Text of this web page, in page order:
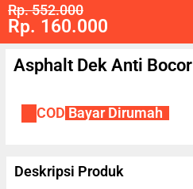
Rp. 552.000
Rp. 160.000
Asphalt Dek Anti Bocor
COD Bayar Dirumah
Deskripsi Produk